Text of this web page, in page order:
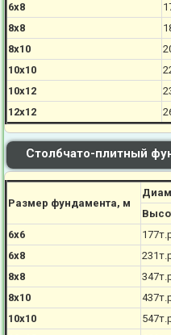
6х8
8х8
8х10
10х10
10х12
12х12
Столбчато-плитный
Размер фундамента, м
6х6
177
6х8
231
8х8
347
8х10
437
10х10
547